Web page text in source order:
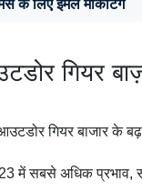
के लिए ईमेल मार्केटिंग
गियर
गियर बाजार के
में सबसे अधिक प्रभाव,